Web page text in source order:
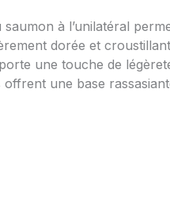
saumon à l’unilatéral
dorée et
une touche de
offrent une base